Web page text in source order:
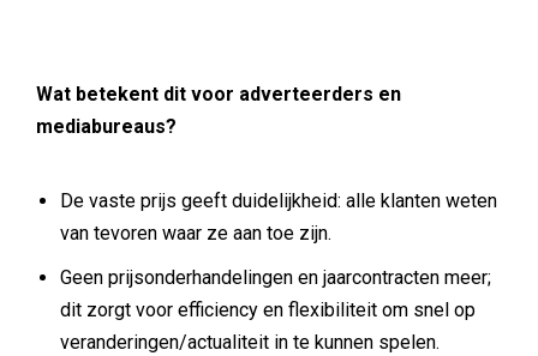
Wat betekent dit voor adverteerders en
mediabureaus?
De vaste prijs geeft duidelijkheid: alle klanten weten
van tevoren waar ze aan toe zijn.
Geen prijsonderhandelingen en jaarcontracten meer;
dit zorgt voor efficiency en flexibiliteit om snel op
veranderingen/actualiteit in te kunnen spelen.